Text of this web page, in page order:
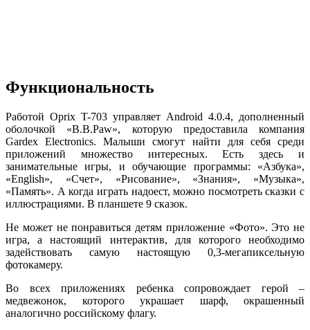
Функциональность
Работой Oprix T-703 управляет Android 4.0.4, дополненный
оболочкой «B.B.Paw», которую предоставила компания
Gardex Electronics. Малыши смогут найти для себя среди
приложений множество интересных. Есть здесь и
занимательные игры, и обучающие программы: «Азбука»,
«English», «Счет», «Рисование», «Знания», «Музыка»,
«Память». А когда играть надоест, можно посмотреть сказки с
иллюстрациями. В планшете 9 сказок.
Не может не понравиться детям приложение «Фото». Это не
игра, а настоящий интерактив, для которого необходимо
задействовать самую настоящую 0,3-мегапиксельную
фотокамеру.
Во всех приложениях ребенка сопровождает герой –
медвежонок, которого украшает шарф, окрашенный
аналогично российскому флагу.